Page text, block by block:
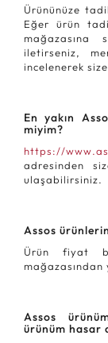
Ürününüze
Eğer ürün
iletirseniz,
incelenerek
En yakın
miyim?
https://
adresinden
ulaşabilirsiniz.
Assos
Ürün fiyat
Assos
ürünüm hasar